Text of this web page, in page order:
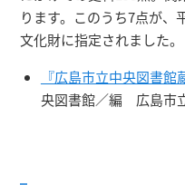
ります。このうち7点が、
文化財に指定されました。
『広島市立中央図書館
央図書館／編 広島市